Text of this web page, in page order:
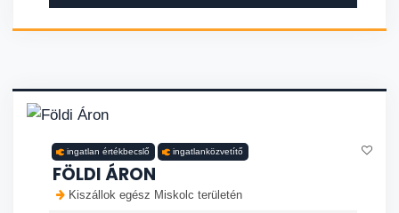
ingatlan értékbecslő ingatlanközvetítő
FÖLDI ÁRON
Kiszállok egész Miskolc területén